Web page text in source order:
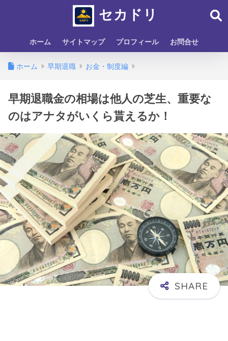
セカドリ
ホーム サイトマップ プロフィール お問合せ
ホーム 早期退職 お金・制度編
早期退職金の相場は他人の芝生、重要な
のはアナタがいくら貰えるか！